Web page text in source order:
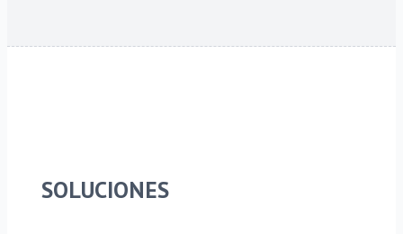
SOLUCIONES